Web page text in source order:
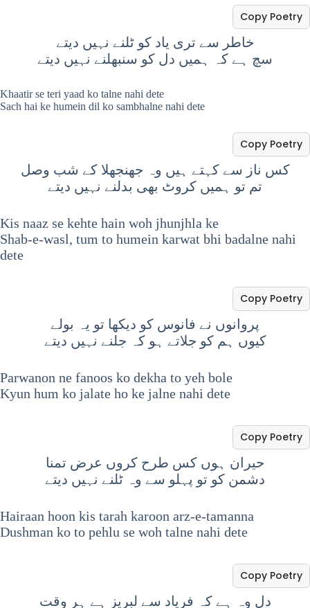
خاطر سے تری یاد کو ٹلنے نہیں دیتے
سچ ہے کہ ہمیں دل کو سنبھلنے نہیں دیتے
Copy Poetry
Khaatir se teri yaad ko talne nahi dete
Sach hai ke humein dil ko sambhalne nahi dete
کس ناز سے کہتے ہیں وہ جھنجھلا کے شب وصل
تم تو ہمیں کروٹ بھی بدلنے نہیں دیتے
Copy Poetry
Kis naaz se kehte hain woh jhunjhla ke
Shab-e-wasl, tum to humein karwat bhi badalne nahi
dete
پروانوں نے فانوس کو دیکھا تو یہ بولے
کیوں ہم کو جلاتے ہو کہ جلنے نہیں دیتے
Copy Poetry
Parwanon ne fanoos ko dekha to yeh bole
Kyun hum ko jalate ho ke jalne nahi dete
حیران ہوں کس طرح کروں عرض تمنا
دشمن کو تو پہلو سے وہ ٹلنے نہیں دیتے
Copy Poetry
Hairaan hoon kis tarah karoon arz-e-tamanna
Dushman ko to pehlu se woh talne nahi dete
دل وہ ہے کہ فریاد سے لبریز ہے ہر وقت
Copy Poetry